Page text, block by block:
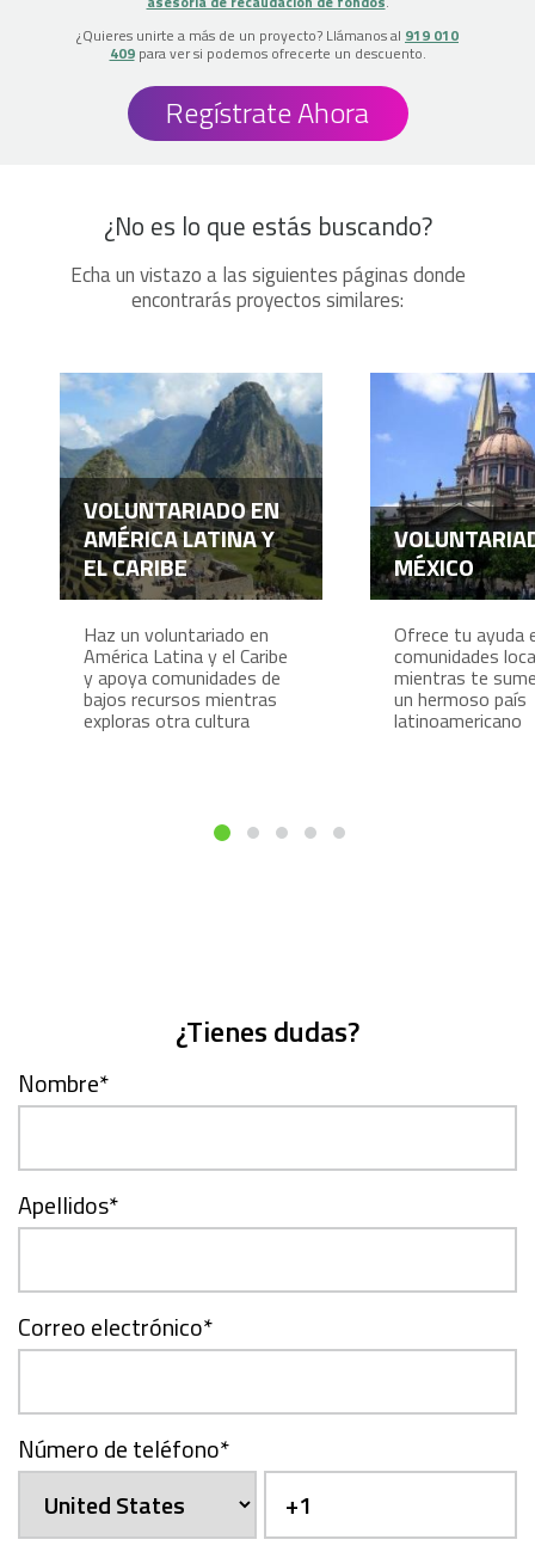
¿Quieres unirte a más de un proyecto? Llámanos al 919 010
409para ver si podemos ofrecerte un descuento.
Regístrate Ahora
¿No es lo que estás buscando?
Echa un vistazo a las siguientes páginas donde
encontrarás proyectos similares:
VOLUNTARIADO EN
AMÉRICA LATINA Y
EL CARIBE
Haz un voluntariado en
América Latina y el Caribe
y apoya comunidades de
bajos recursos mientras
exploras otra cultura
MÉXICO
Ofrece tu ayuda
comunidades
mientras te
un hermoso país
latinoamericano
¿Tienes dudas?
Nombre*
Apellidos*
Correo electrónico*
Número de teléfono*